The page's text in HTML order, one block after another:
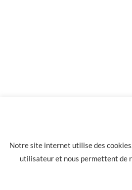
Notre site internet utilise des
utilisateur et nous permettent de